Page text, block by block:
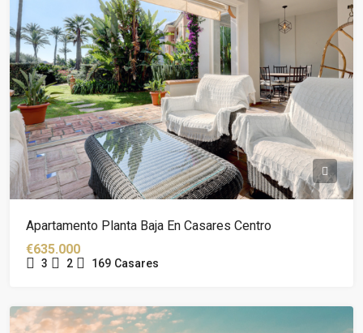
Apartamento Planta Baja En Casares Centro
€635.000
3 2 169 Casares